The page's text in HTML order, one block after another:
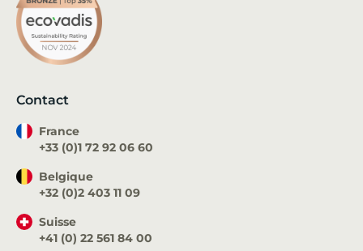
Contact
France
+33 (0)1 72 92 06 60
Belgique
+32 (0)2 403 11 09
Suisse
+41 (0) 22 561 84 00